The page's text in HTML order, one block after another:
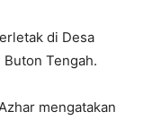
di Desa
Buton Tengah.
mengatakan